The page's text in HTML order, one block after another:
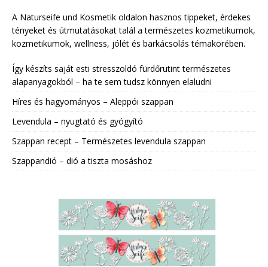
A Naturseife und Kosmetik oldalon hasznos tippeket, érdekes
tényeket és útmutatásokat talál a természetes kozmetikumok,
kozmetikumok, wellness, jólét és barkácsolás témakörében.
Így készíts saját esti stresszoldó fürdőrutint természetes
alapanyagokból – ha te sem tudsz könnyen elaludni
Híres és hagyományos – Aleppói szappan
Levendula – nyugtató és gyógyító
Szappan recept – Természetes levendula szappan
Szappandió – dió a tiszta mosáshoz